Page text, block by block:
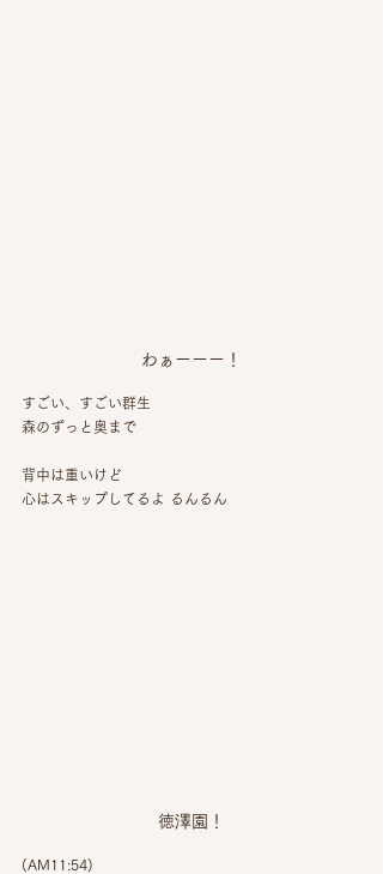
わぁーーー！
すごい、すごい群生
森のずっと奥まで
背中は重いけど
心はスキップしてるよ るんるん
徳澤園！
(AM11:54)